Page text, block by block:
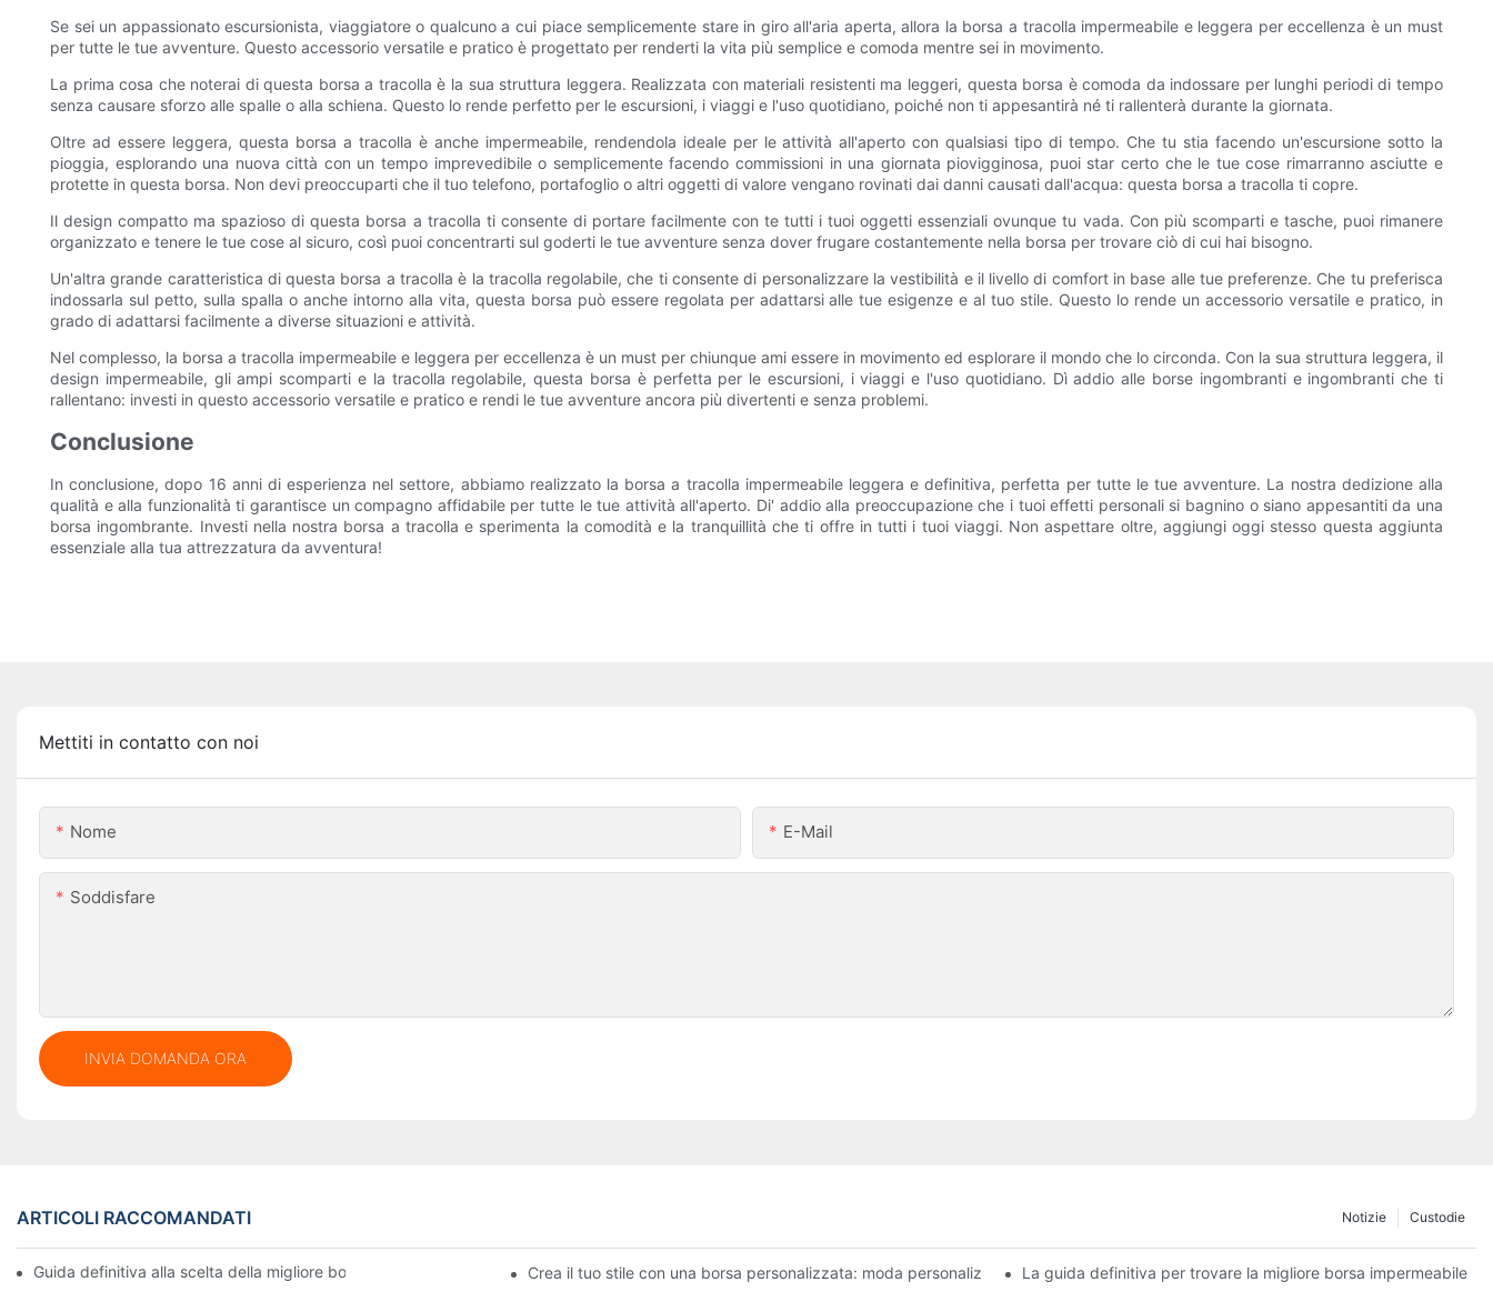
Se sei un appassionato escursionista, viaggiatore o qualcuno a cui piace semplicemente stare in giro all'aria aperta, allora la borsa a tracolla impermeabile e leggera per eccellenza è un must
per tutte le tue avventure. Questo accessorio versatile e pratico è progettato per renderti la vita più semplice e comoda mentre sei in movimento.
La prima cosa che noterai di questa borsa a tracolla è la sua struttura leggera. Realizzata con materiali resistenti ma leggeri, questa borsa è comoda da indossare per lunghi periodi di tempo
senza causare sforzo alle spalle o alla schiena. Questo lo rende perfetto per le escursioni, i viaggi e l'uso quotidiano, poiché non ti appesantirà né ti rallenterà durante la giornata.
Oltre ad essere leggera, questa borsa a tracolla è anche impermeabile, rendendola ideale per le attività all'aperto con qualsiasi tipo di tempo. Che tu stia facendo un'escursione sotto la
pioggia, esplorando una nuova città con un tempo imprevedibile o semplicemente facendo commissioni in una giornata piovigginosa, puoi star certo che le tue cose rimarranno asciutte e
protette in questa borsa. Non devi preoccuparti che il tuo telefono, portafoglio o altri oggetti di valore vengano rovinati dai danni causati dall'acqua: questa borsa a tracolla ti copre.
Il design compatto ma spazioso di questa borsa a tracolla ti consente di portare facilmente con te tutti i tuoi oggetti essenziali ovunque tu vada. Con più scomparti e tasche, puoi rimanere
organizzato e tenere le tue cose al sicuro, così puoi concentrarti sul goderti le tue avventure senza dover frugare costantemente nella borsa per trovare ciò di cui hai bisogno.
Un'altra grande caratteristica di questa borsa a tracolla è la tracolla regolabile, che ti consente di personalizzare la vestibilità e il livello di comfort in base alle tue preferenze. Che tu preferisca
indossarla sul petto, sulla spalla o anche intorno alla vita, questa borsa può essere regolata per adattarsi alle tue esigenze e al tuo stile. Questo lo rende un accessorio versatile e pratico, in
grado di adattarsi facilmente a diverse situazioni e attività.
Nel complesso, la borsa a tracolla impermeabile e leggera per eccellenza è un must per chiunque ami essere in movimento ed esplorare il mondo che lo circonda. Con la sua struttura leggera, il
design impermeabile, gli ampi scomparti e la tracolla regolabile, questa borsa è perfetta per le escursioni, i viaggi e l'uso quotidiano. Dì addio alle borse ingombranti e ingombranti che ti
rallentano: investi in questo accessorio versatile e pratico e rendi le tue avventure ancora più divertenti e senza problemi.
Conclusione
In conclusione, dopo 16 anni di esperienza nel settore, abbiamo realizzato la borsa a tracolla impermeabile leggera e definitiva, perfetta per tutte le tue avventure. La nostra dedizione alla
qualità e alla funzionalità ti garantisce un compagno affidabile per tutte le tue attività all'aperto. Di' addio alla preoccupazione che i tuoi effetti personali si bagnino o siano appesantiti da una
borsa ingombrante. Investi nella nostra borsa a tracolla e sperimenta la comodità e la tranquillità che ti offre in tutti i tuoi viaggi. Non aspettare oltre, aggiungi oggi stesso questa aggiunta
essenziale alla tua attrezzatura da avventura!
Mettiti in contatto con noi
Nome E-Mail
Soddisfare
INVIA DOMANDA ORA
ARTICOLI RACCOMANDATI Custodie
Notizie
Guida definitiva alla scelta della migliore borsa impermeabile in PVC per le tue avventureCrea il tuo stile con una borsa personalizzata: moda personalizzata per ogni occasioneLa guida definitiva per trovare la migliore borsa impermeabile